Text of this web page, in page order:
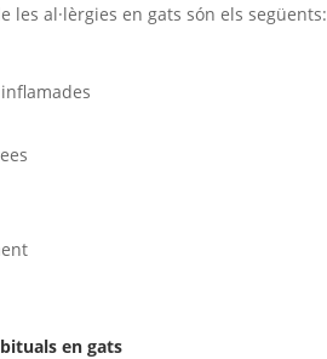
les al·lèrgies en gats són els següents:
en gats